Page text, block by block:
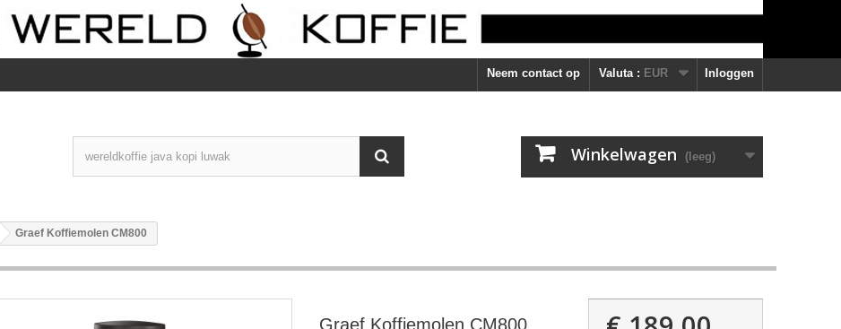
Inloggen
Valuta : EUR
Neem contact op
Winkelwagen (leeg)
Graef Koffiemolen CM800
Graef Koffiemolen CM800